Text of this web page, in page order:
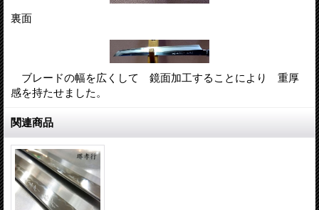
裏面
ブレードの幅を広くして 鏡面加工することにより 重厚
感を持たせました。
関連商品